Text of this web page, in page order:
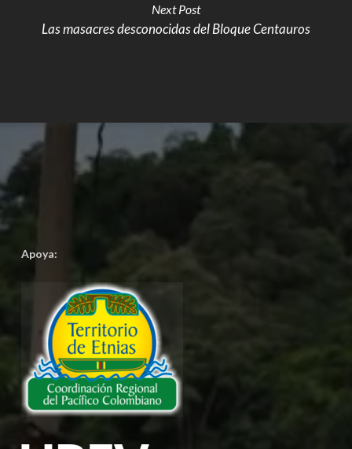
Next Post
Las masacres desconocidas del Bloque Centauros
Apoya: